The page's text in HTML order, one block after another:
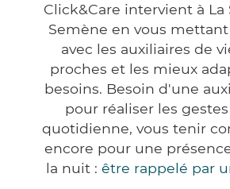
Click&Care intervient à La
Semène en vous
avec les auxiliaires de
proches et les mieux
besoins. Besoin d'une
pour réaliser les
quotidienne, vous tenir
encore pour une
la nuit : être rappelé par